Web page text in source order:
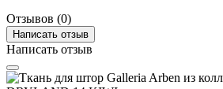
Отзывов (0)
Написать отзыв
Написать отзыв